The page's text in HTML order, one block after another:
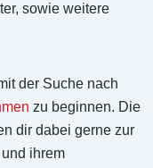
sowie weitere
der Suche nach
zu beginnen. Die
dir dabei gerne zur
ihrem